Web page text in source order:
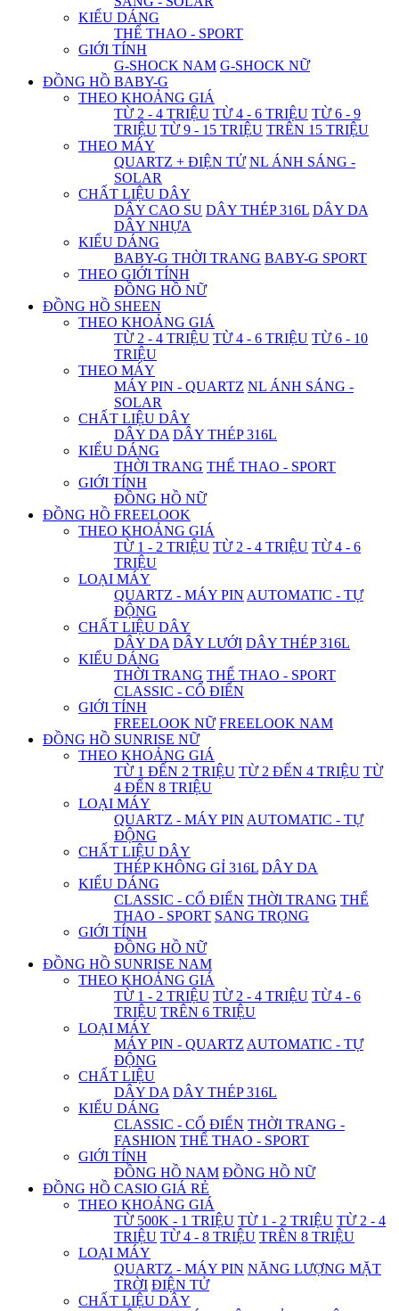
KIỂU DÁNG
THỂ THAO - SPORT
GIỚI TÍNH
G-SHOCK NAM G-SHOCK NỮ
ĐỒNG HỒ BABY-G
THEO KHOẢNG GIÁ
TỪ 2 - 4 TRIỆU TỪ 4 - 6 TRIỆU TỪ 6 - 9
TRIỆU TỪ 9 - 15 TRIỆU TRÊN 15 TRIỆU
THEO MÁY
QUARTZ + ĐIỆN TỬ NL ÁNH SÁNG -
SOLAR
CHẤT LIỆU DÂY
DÂY CAO SU DÂY THÉP 316L DÂY DA
DÂY NHỰA
KIỂU DÁNG
BABY-G THỜI TRANG BABY-G SPORT
THEO GIỚI TÍNH
ĐỒNG HỒ NỮ
ĐỒNG HỒ SHEEN
THEO KHOẢNG GIÁ
TỪ 2 - 4 TRIỆU TỪ 4 - 6 TRIỆU TỪ 6 - 10
TRIỆU
THEO MÁY
MÁY PIN - QUARTZ NL ÁNH SÁNG -
SOLAR
CHẤT LIỆU DÂY
DÂY DA DÂY THÉP 316L
KIỂU DÁNG
THỜI TRANG THỂ THAO - SPORT
GIỚI TÍNH
ĐỒNG HỒ NỮ
ĐỒNG HỒ FREELOOK
THEO KHOẢNG GIÁ
TỪ 1 - 2 TRIỆU TỪ 2 - 4 TRIỆU TỪ 4 - 6
TRIỆU
LOẠI MÁY
QUARTZ - MÁY PIN AUTOMATIC - TỰ
ĐỘNG
CHẤT LIỆU DÂY
DÂY DA DÂY LƯỚI DÂY THÉP 316L
KIỂU DÁNG
THỜI TRANG THỂ THAO - SPORT
CLASSIC - CỔ ĐIỂN
GIỚI TÍNH
FREELOOK NỮ FREELOOK NAM
ĐỒNG HỒ SUNRISE NỮ
THEO KHOẢNG GIÁ
TỪ 1 ĐẾN 2 TRIỆU TỪ 2 ĐẾN 4 TRIỆU TỪ
4 ĐẾN 8 TRIỆU
LOẠI MÁY
QUARTZ - MÁY PIN AUTOMATIC - TỰ
ĐỘNG
CHẤT LIỆU DÂY
THÉP KHÔNG GỈ 316L DÂY DA
KIỂU DÁNG
CLASSIC - CỔ ĐIỂN THỜI TRANG THỂ
THAO - SPORT SANG TRỌNG
GIỚI TÍNH
ĐỒNG HỒ NỮ
ĐỒNG HỒ SUNRISE NAM
THEO KHOẢNG GIÁ
TỪ 1 - 2 TRIỆU TỪ 2 - 4 TRIỆU TỪ 4 - 6
TRIỆU TRÊN 6 TRIỆU
LOẠI MÁY
MÁY PIN - QUARTZ AUTOMATIC - TỰ
ĐỘNG
CHẤT LIỆU
DÂY DA DÂY THÉP 316L
KIỂU DÁNG
CLASSIC - CỔ ĐIỂN THỜI TRANG -
FASHION THỂ THAO - SPORT
GIỚI TÍNH
ĐỒNG HỒ NAM ĐỒNG HỒ NỮ
ĐỒNG HỒ CASIO GIÁ RẺ
THEO KHOẢNG GIÁ
TỪ 500K - 1 TRIỆU TỪ 1 - 2 TRIỆU TỪ 2 - 4
TRIỆU TỪ 4 - 8 TRIỆU TRÊN 8 TRIỆU
LOẠI MÁY
QUARTZ - MÁY PIN NĂNG LƯỢNG MẶT
TRỜI ĐIỆN TỬ
CHẤT LIỆU DÂY